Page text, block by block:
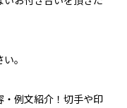
。
・例文紹介！切手や印